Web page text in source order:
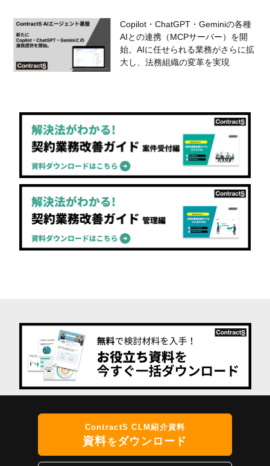
Copilot・ChatGPT・Geminiの各種
AIとの連携（MCPサーバー）を開
始。AIに任せられる業務がさらに拡
大し、法務組織の変革を実現
ContractS CLM紹介資料
資料をダウンロード